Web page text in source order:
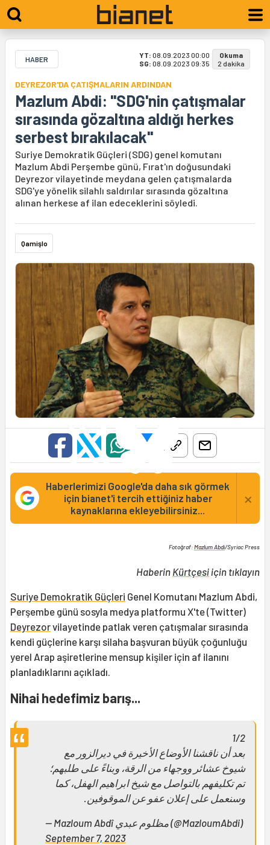
HABER YT: 08.09.2023 00:00
SG: 08.09.2023 09:35
Okuma
2 dakika
DEYREZOR'DA ÇATIŞMALARIN ARDINDAN
Mazlum Abdi: "SDG'nin çatışmalar
sırasında gözaltına aldığı herkes
serbest bırakılacak"
Suriye Demokratik Güçleri (SDG) genel komutanı
Mazlum Abdi Perşembe günü, Fırat'ın doğusundaki
Deyrezor vilayetinde meydana gelen çatışmalarda
SDG'ye yönelik silahlı saldırılar sırasında gözaltına
alınan herkese af ilan edeceklerini söyledi.
Qamişlo
Haberlerimizi Google'da daha sık görmek
için bianet'i tercih ettiğiniz haber
kaynaklarına ekleyebilirsiniz...
×
Fotoğraf:Mazlum Abdi/Syriac Press
Haberin Kürtçesiiçin tıklayın
Suriye Demokratik Güçleri Genel Komutanı Mazlum Abdi,
Perşembe günü sosyla medya platformu X'te (Twitter)
Deyrezorvilayetinde patlak veren çatışmalar sırasında
kendi güçlerine karşı silaha başvuran büyük çoğunluğu
yerel Arap aşiretlerine mensup kişiler için af ilanını
planladıklarını açıkladı.
Nihai hedefimiz barış...
1/2
بعد أن ناقشنا الأوضاع الأخيرة في ديرالزور مع
شيوخ عشائر ووجهاء من الرقة، وبناءً على طلبهم؛
تم تكليفهم بالتواصل مع شيخ ابراهيم الهفل، كما
وسنعمل على إعلان عفو عن الموقوفين.
— Mazloum Abdî مظلوم عبدي (@MazloumAbdi)
September 7, 2023